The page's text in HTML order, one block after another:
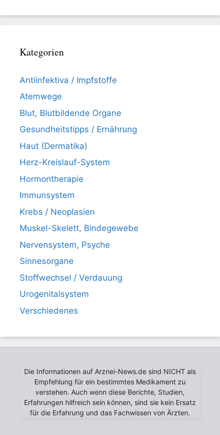
Kategorien
Antiinfektiva / Impfstoffe
Atemwege
Blut, Blutbildende Organe
Gesundheitstipps / Ernährung
Haut (Dermatika)
Herz-Kreislauf-System
Hormontherapie
Immunsystem
Krebs / Neoplasien
Muskel-Skelett, Bindegewebe
Nervensystem, Psyche
Sinnesorgane
Stoffwechsel / Verdauung
Urogenitalsystem
Verschiedenes
Die Informationen auf Arznei-News.de sind NICHT als
Empfehlung für ein bestimmtes Medikament zu
verstehen. Auch wenn diese Berichte, Studien,
Erfahrungen hilfreich sein können, sind sie kein Ersatz
für die Erfahrung und das Fachwissen von Ärzten.